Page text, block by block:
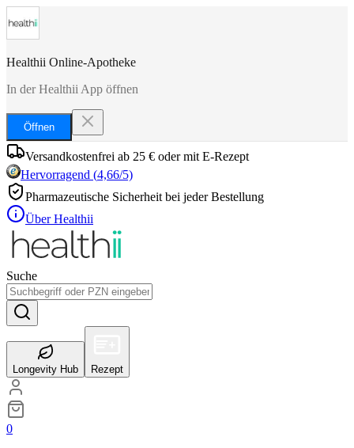
Healthii Online-Apotheke
In der Healthii App öffnen
Öffnen
Versandkostenfrei ab 25 € oder mit E-Rezept
Hervorragend (4,66/5)
Pharmazeutische Sicherheit bei jeder Bestellung
Über Healthii
Suche
Longevity Hub Rezept
0